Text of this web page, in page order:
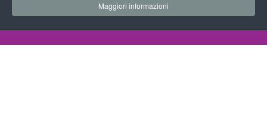
Maggiori informazioni
Disegni da Colorare